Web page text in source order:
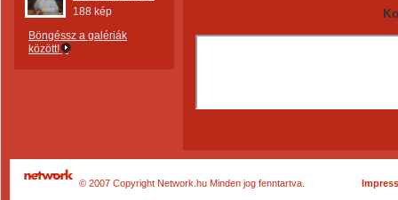
188 kép
Böngéssz a galériák
között!
© 2007 Copyright Network.hu Minden jog fenntartva.